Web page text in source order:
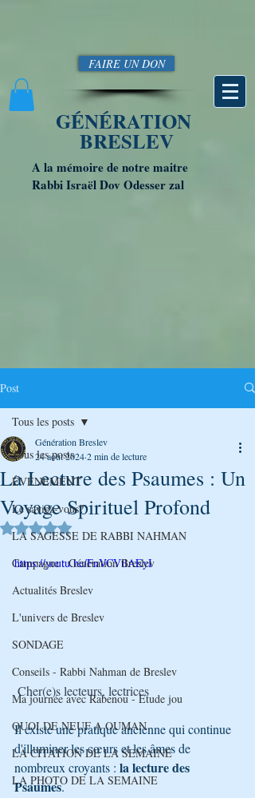
FAIRE UN DON
GÉNÉRATION
BRESLEV
A la mémoire de notre maitre
Rabbi Israël Dov Odesser zal
Post
Tous les posts
ÉVÉNEMENT
Le saviez-vous?
LA SAGESSE DE RABBI NAHMAN
Campagne : Génération Breslev
Actualités Breslev
L'univers de Breslev
SONDAGE
Conseils - Rabbi Nahman de Breslev
Ma journée avec Rabenou - Etude jou
QUOI DE NEUF A OUMAN
LA CITATION DE LA SEMAINE
LA PHOTO DE LA SEMAINE
Tous les posts
La Lecture des Psaumes : Un
Voyage Spirituel Profond
Génération Breslev
24 août 20242 min de lecture
Noté NaN étoiles sur 5.
https://youtu.be/FnVCVtlAEyI
Cher(e)s lecteurs, lectrices
Il existe une pratique ancienne qui continue
d'illuminer les cœurs et les âmes de
nombreux croyants : la lecture des
Psaumes.